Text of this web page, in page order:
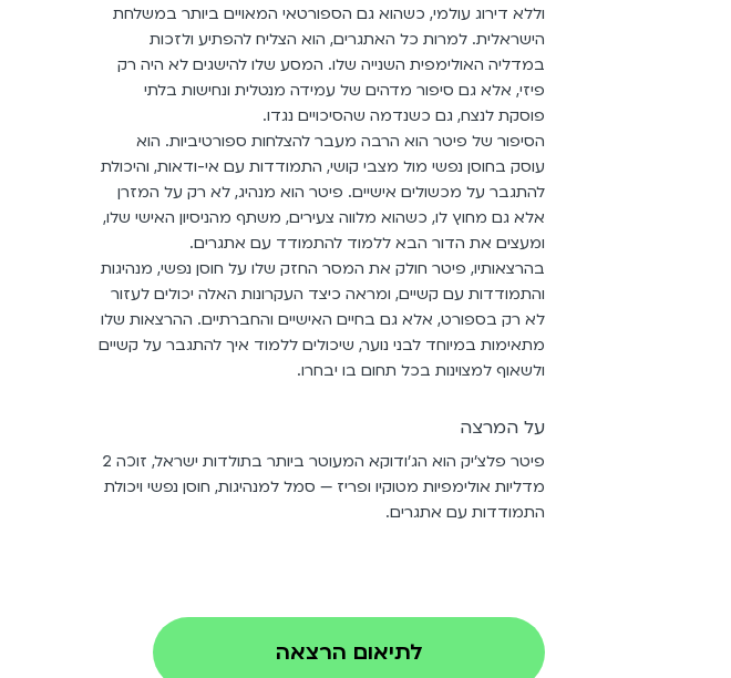
וללא דירוג עולמי, כשהוא גם הספורטאי המאויים ביותר במשלחת
הישראלית. למרות כל האתגרים, הוא הצליח להפתיע ולזכות
במדליה האולימפית השנייה שלו. המסע שלו להישגים לא היה רק
פיזי, אלא גם סיפור מדהים של עמידה מנטלית ונחישות בלתי
פוסקת לנצח, גם כשנדמה שהסיכויים נגדו.
הסיפור של פיטר הוא הרבה מעבר להצלחות ספורטיביות. הוא
עוסק בחוסן נפשי מול מצבי קושי, התמודדות עם אי-ודאות, והיכולת
להתגבר על מכשולים אישיים. פיטר הוא מנהיג, לא רק על המזרן
אלא גם מחוץ לו, כשהוא מלווה צעירים, משתף מהניסיון האישי שלו,
ומעצים את הדור הבא ללמוד להתמודד עם אתגרים.
בהרצאותיו, פיטר חולק את המסר החזק שלו על חוסן נפשי, מנהיגות
והתמודדות עם קשיים, ומראה כיצד העקרונות האלה יכולים לעזור
לא רק בספורט, אלא גם בחיים האישיים והחברתיים. ההרצאות שלו
מתאימות במיוחד לבני נוער, שיכולים ללמוד איך להתגבר על קשיים
ולשאוף למצוינות בכל תחום בו יבחרו.
לתיאום הרצאה
על המרצה
פיטר פלצ’יק הוא הג’ודוקא המעוטר ביותר בתולדות ישראל, זוכה 2
מדליות אולימפיות מטוקיו ופריז — סמל למנהיגות, חוסן נפשי ויכולת
התמודדות עם אתגרים.